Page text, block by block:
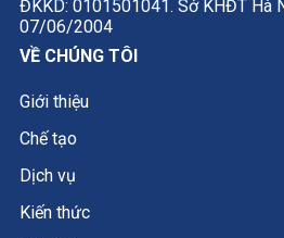
ĐKKD: 0101501041. Sở KHĐT Hà
07/06/2004
VỀ CHÚNG TÔI
Giới thiệu
Chế tạo
Dịch vụ
Kiến thức